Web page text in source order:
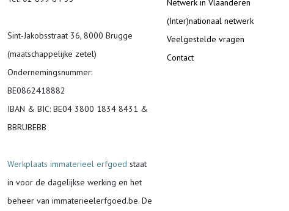
Sint-Jakobsstraat 36, 8000 Brugge
(maatschappelijke zetel)
Ondernemingsnummer:
BE0862418882
IBAN & BIC: BE04 3800 1834 8431 &
BBRUBEBB
Werkplaats immaterieel erfgoed staat
in voor de dagelijkse werking en het
beheer van immaterieelerfgoed.be. De
Netwerk in Vlaanderen
(Inter)nationaal netwerk
Veelgestelde vragen
Contact